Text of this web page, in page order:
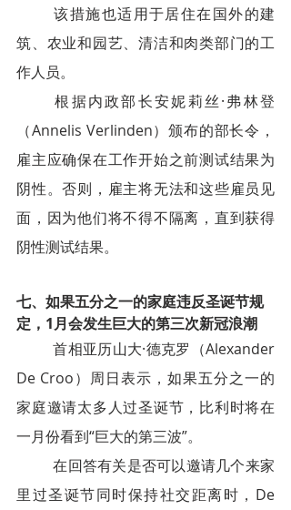
该措施也适用于居住在国外的建
筑、农业和园艺、清洁和肉类部门的工
作人员。
根据内政部长安妮莉丝·弗林登
（Annelis Verlinden）颁布的部长令，
雇主应确保在工作开始之前测试结果为
阴性。否则，雇主将无法和这些雇员见
面，因为他们将不得不隔离，直到获得
阴性测试结果。
七、 如果五分之一的家庭违反圣诞节规
定，1月会发生巨大的第三次新冠浪潮
首相亚历山大·德克罗（Alexander
De Croo）周日表示，如果五分之一的
家庭邀请太多人过圣诞节，比利时将在
一月份看到“巨大的第三波”。
在回答有关是否可以邀请几个来家
里过圣诞节同时保持社交距离时，De